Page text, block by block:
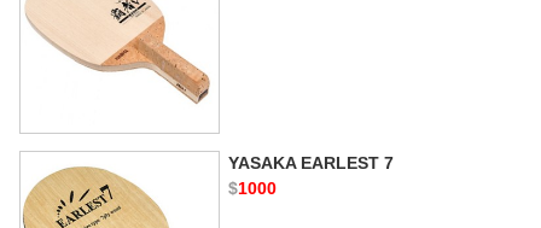
YASAKA EARLEST 7
$1000